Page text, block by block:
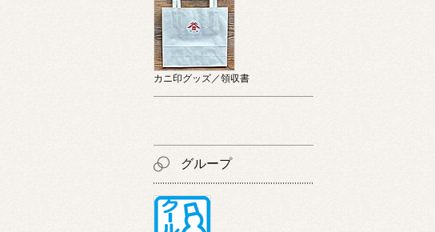
カニ印グッズ／領収書
グループ